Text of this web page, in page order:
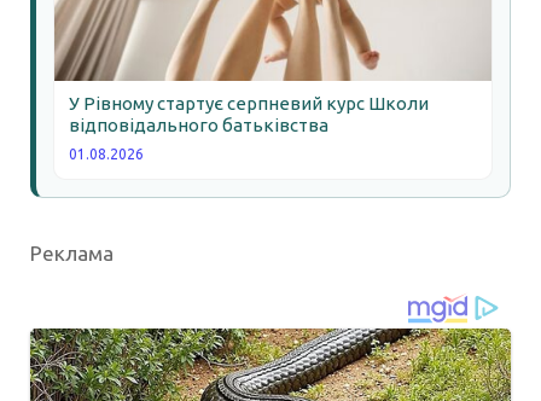
У Рівному стартує серпневий курс Школи
відповідального батьківства
01.08.2026
Реклама